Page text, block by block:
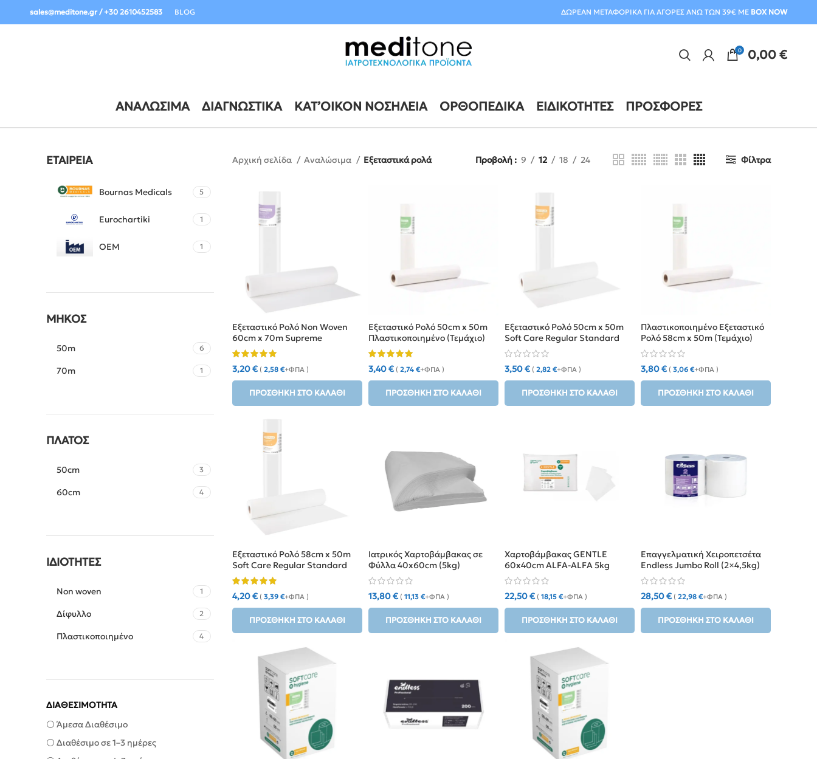
sales@meditone.gr / +30 2610452583 BLOG ΔΩΡΕΑΝ ΜΕΤΑΦΟΡΙΚΑ ΓΙΑ ΑΓΟΡΕΣ ΑΝΩ ΤΩΝ 39€ ΜΕ BOX NOW
0 0,00€
ΑΝΑΛΏΣΙΜΑ ΔΙΑΓΝΩΣΤΙΚΆ ΚΑΤ’ΟΊΚΟΝ ΝΟΣΗΛΕΊΑ ΟΡΘΟΠΕΔΙΚΆ ΕΙΔΙΚΌΤΗΤΕΣ ΠΡΟΣΦΟΡΈΣ
ΕΤΑΙΡΕΊΑ
Bournas Medicals 5
Eurochartiki 1
OEM 1
ΜΉΚΟΣ
50m 6
70m 1
ΠΛΆΤΟΣ
50cm 3
60cm 4
ΙΔΙΌΤΗΤΕΣ
Non woven 1
Δίφυλλο 2
Πλαστικοποιημένο 4
ΔΙΑΘΕΣΙΜΟΤΗΤΑ
⚪ Άμεσα Διαθέσιμο
⚪ Διαθέσιμο σε 1–3 ημέρες
Αρχική σελίδα Αναλώσιμα Εξεταστικά ρολά Προβολή 9 12 18 24 Φίλτρα
Εξεταστικό Ρολό Non Woven
60cm x 70m Supreme
3,20€ ( 2,58 €+ΦΠΑ )
ΠΡΟΣΘΉΚΗ ΣΤΟ ΚΑΛΆΘΙ
Εξεταστικό Ρολό 50cm x 50m
Πλαστικοποιημένο (Τεμάχιο)
3,40€ ( 2,74 €+ΦΠΑ )
ΠΡΟΣΘΉΚΗ ΣΤΟ ΚΑΛΆΘΙ
Εξεταστικό Ρολό 50cm x 50m
Soft Care Regular Standard
3,50€ ( 2,82 €+ΦΠΑ )
ΠΡΟΣΘΉΚΗ ΣΤΟ ΚΑΛΆΘΙ
Πλαστικοποιημένο Εξεταστικό
Ρολό 58cm x 50m (Τεμάχιο)
3,80€ ( 3,06 €+ΦΠΑ )
ΠΡΟΣΘΉΚΗ ΣΤΟ ΚΑΛΆΘΙ
Εξεταστικό Ρολό 58cm x 50m
Soft Care Regular Standard
4,20€ ( 3,39 €+ΦΠΑ )
ΠΡΟΣΘΉΚΗ ΣΤΟ ΚΑΛΆΘΙ
Ιατρικός Χαρτοβάμβακας σε
Φύλλα 40x60cm (5kg)
13,80€ ( 11,13 €+ΦΠΑ )
ΠΡΟΣΘΉΚΗ ΣΤΟ ΚΑΛΆΘΙ
Χαρτοβάμβακας GENTLE
60x40cm ALFA-ALFA 5kg
λευκότητας 86%
22,50€ ( 18,15 €+ΦΠΑ )
ΠΡΟΣΘΉΚΗ ΣΤΟ ΚΑΛΆΘΙ
Επαγγελματική Χειροπετσέτα
Endless Jumbo Roll (2×4,5kg)
28,50€ ( 22,98 €+ΦΠΑ )
ΠΡΟΣΘΉΚΗ ΣΤΟ ΚΑΛΆΘΙ